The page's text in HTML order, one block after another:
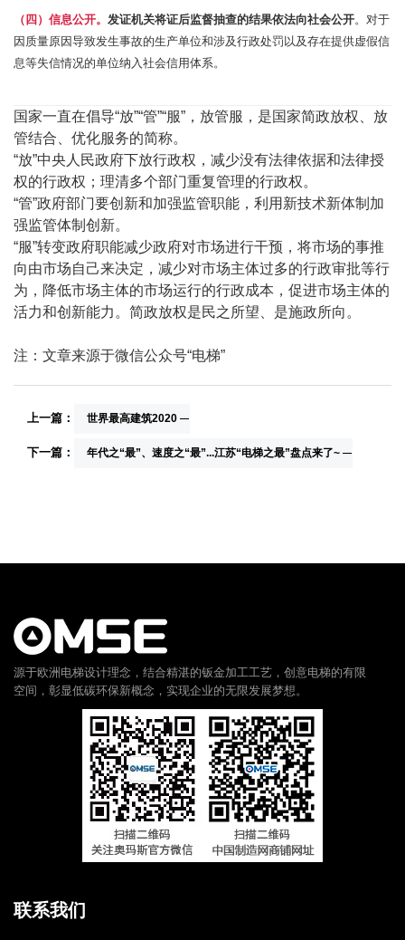
（四）信息公开。 发证机关将证后监督抽查的结果依法向社会公开。对于
因质量原因导致发生事故的生产单位和涉及行政处罚以及存在提供虚假信
息等失信情况的单位纳入社会信用体系。
国家一直在倡导“放”“管”“服”，放管服，是国家简政放权、放
管结合、优化服务的简称。
“放”中央人民政府下放行政权，减少没有法律依据和法律授
权的行政权；理清多个部门重复管理的行政权。
“管”政府部门要创新和加强监管职能，利用新技术新体制加
强监管体制创新。
“服”转变政府职能减少政府对市场进行干预，将市场的事推
向由市场自己来决定，减少对市场主体过多的行政审批等行
为，降低市场主体的市场运行的行政成本，促进市场主体的
活力和创新能力。简政放权是民之所望、是施政所向。
注：文章来源于微信公众号“电梯”
上一篇： 世界最高建筑2020
下一篇： 年代之“最”、速度之“最”...江苏“电梯之最”盘点来了~
源于欧洲电梯设计理念，结合精湛的钣金加工工艺，创意电梯的有限
空间，彰显低碳环保新概念，实现企业的无限发展梦想。
联系我们